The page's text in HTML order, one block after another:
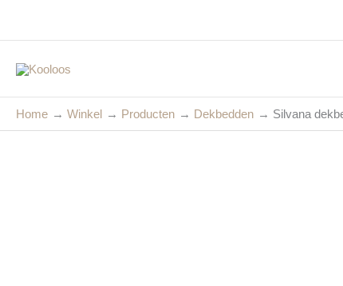
inhoud
Home Winkel Producten Dekbedden Silvana